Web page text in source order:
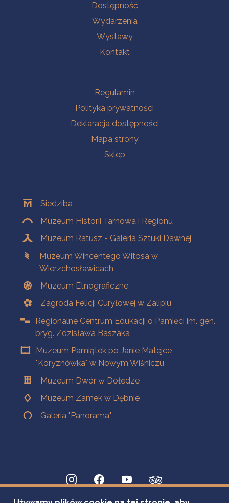
Dostępność
Wydarzenia
Wystawy
Kontakt
Regulamin
Polityka prywatności
Deklaracja dostępności
Mapa strony
Sklep
Siedziba
Muzeum Historii Tarnowa i Regionu
Muzeum Ratusz - Galeria Sztuki Dawnej
Muzeum Wincentego Witosa w
Wierzchosławicach
Muzeum Etnograficzne
Zagroda Felicji Curyłowej w Zalipiu
Regionalne Centrum Edukacji o Pamięci im. gen.
bryg. Zdzisława Baszaka
Muzeum Pamiątek po Janie Matejce
"Koryznówka" w Nowym Wiśniczu
Muzeum Dwór w Dołędze
Muzeum Zamek w Dębnie
Galeria "Panorama"